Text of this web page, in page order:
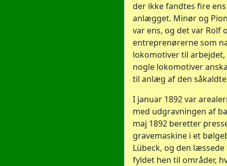
der ikke fandtes fire
anlægget. Minør og
var ens, og det var Rolf
entreprenørerne som
lokomotiver til
nogle lokomotiver
til anlæg af den
I januar 1892 var
med udgravningen af
maj 1892 beretter
gravemaskine i et
Lübeck, og den
fyldet hen til områder,